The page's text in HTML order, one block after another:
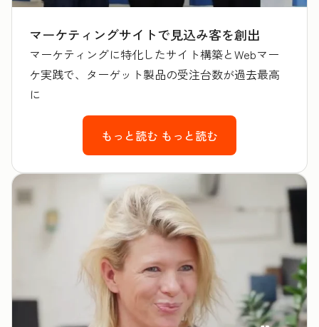
マーケティングサイトで見込み客を創出
マーケティングに特化したサイト構築とWebマー
ケ実践で、ターゲット製品の受注台数が過去最高
に
もっと読む もっと読む